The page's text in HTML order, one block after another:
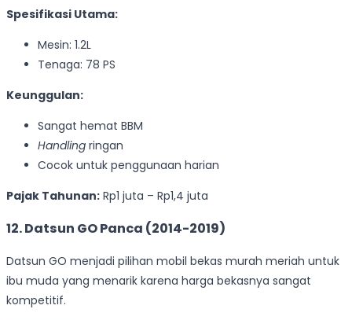
Spesifikasi Utama:
Mesin: 1.2L
Tenaga: 78 PS
Keunggulan:
Sangat hemat BBM
Handling ringan
Cocok untuk penggunaan harian
Pajak Tahunan: Rp1 juta – Rp1,4 juta
12. Datsun GO Panca (2014-2019)
Datsun GO menjadi pilihan mobil bekas murah meriah untuk
ibu muda yang menarik karena harga bekasnya sangat
kompetitif.